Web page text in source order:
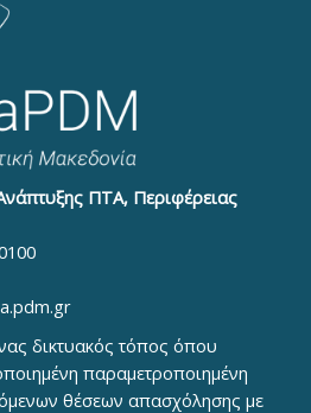
ΠΤΑ, Περιφέρειας
δικτυακός τόπος όπου
παραμετροποιημένη
θέσεων απασχόλησης με